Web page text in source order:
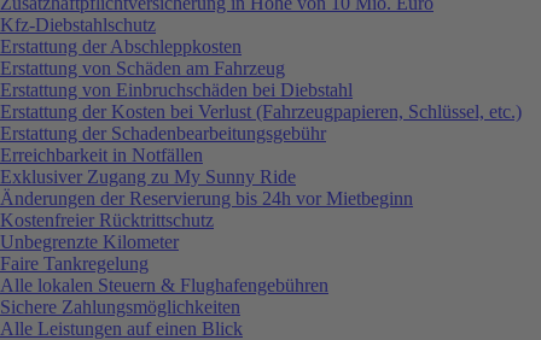
Kfz-Diebstahlschutz
Erstattung der Abschleppkosten
Erstattung von Schäden am Fahrzeug
Erstattung von Einbruchschäden bei Diebstahl
Erstattung der Kosten bei Verlust (Fahrzeugpapieren, Schlüssel, etc.)
Erstattung der Schadenbearbeitungsgebühr
Erreichbarkeit in Notfällen
Exklusiver Zugang zu My Sunny Ride
Änderungen der Reservierung bis 24h vor Mietbeginn
Kostenfreier Rücktrittschutz
Unbegrenzte Kilometer
Faire Tankregelung
Alle lokalen Steuern & Flughafengebühren
Sichere Zahlungsmöglichkeiten
Alle Leistungen auf einen Blick